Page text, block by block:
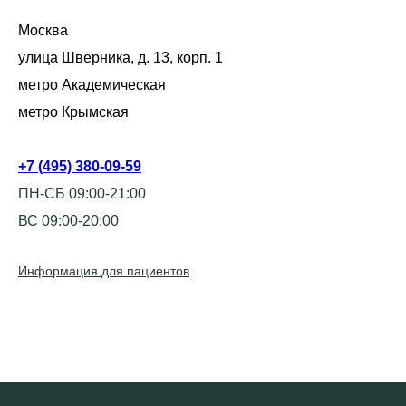
Москва
улица Шверника, д. 13, корп. 1
метро Академическая
метро Крымская
+7 (495) 380-09-59
ПН-СБ 09:00-21:00
ВС 09:00-20:00
Информация для пациентов